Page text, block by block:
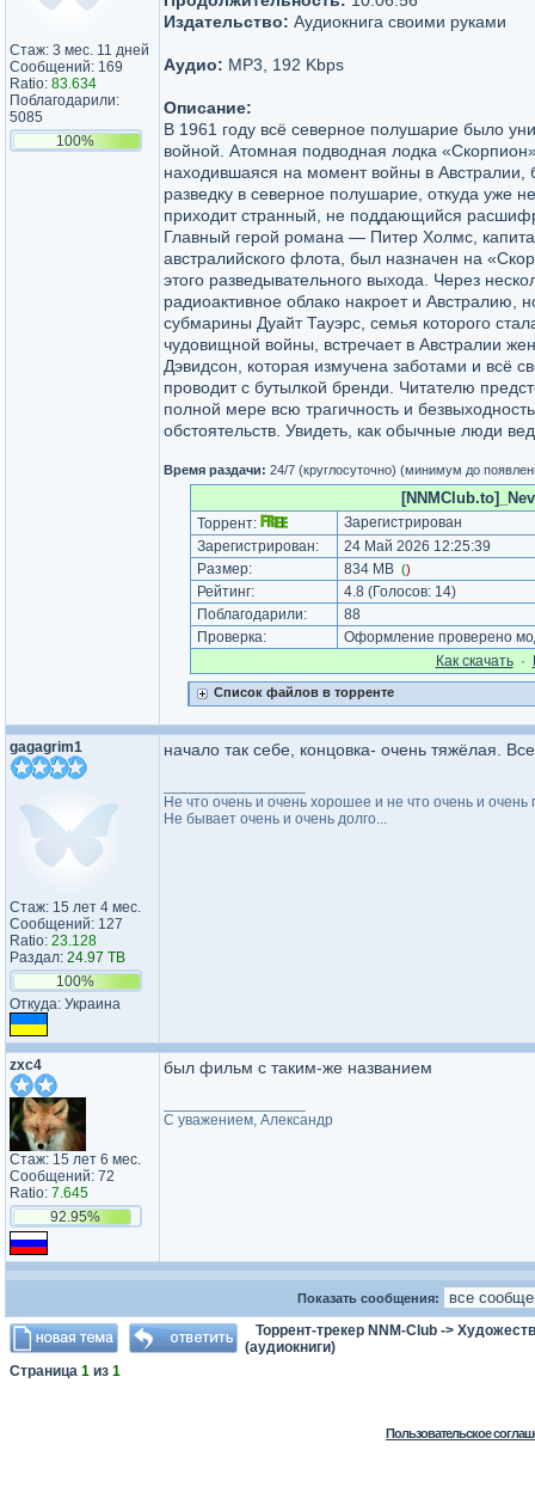
Стаж: 3 мес. 11 дней
Сообщений: 169
Ratio: 83.634
Поблагодарили:
5085
100%
Издательство: Аудиокнига своими руками
Аудио: MP3, 192 Kbps
Описание:
В 1961 году всё северное полушарие было
войной. Атомная подводная лодка
находившаяся на момент войны в Австралии,
разведку в северное полушарие, откуда уже
приходит странный, не поддающийся
Главный герой романа — Питер Холмс,
австралийского флота, был назначен на
этого разведывательного выхода. Через
радиоактивное облако накроет и Австралию,
субмарины Дуайт Тауэрс, семья которого
чудовищной войны, встречает в Австралии
Дэвидсон, которая измучена заботами и всё
проводит с бутылкой бренди. Читателю
полной мере всю трагичность и
обстоятельств. Увидеть, как обычные люди
Время раздачи: 24/7 (круглосуточно) (минимум до
Торрент:
Зарегистрирован
Зарегистрирован:
24 Май 2026 12:25:39
Размер:
834 MB ()
Рейтинг: 4.8 (Голосов: 14)
Поблагодарили:
88
Проверка:
Оформление проверено
Как cкачать·
Список файлов в торренте
gagagrim1
Стаж: 15 лет 4 мес.
Сообщений: 127
Ratio: 23.128
Раздал: 24.97 TB
100%
Откуда: Украина
начало так себе, концовка- очень тяжёлая.
Не что очень и очень хорошее и не что очень и очень
Не бывает очень и очень долго...
zxc4
Стаж: 15 лет 6 мес.
Сообщений: 72
Ratio: 7.645
92.95%
был фильм с таким-же названием
С уважением, Александр
Показать сообщения:
Торрент-трекер NNM-Club ->
(аудиокниги)
Страница 1 из 1
Пользовательское